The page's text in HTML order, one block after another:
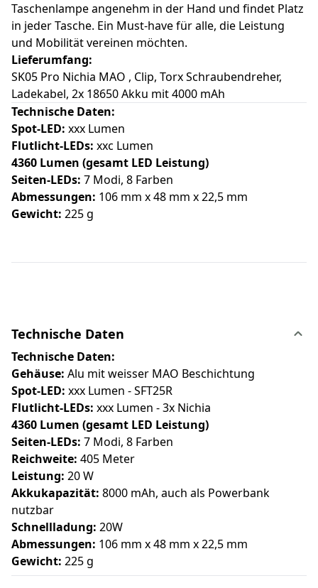
Taschenlampe angenehm in der Hand und findet Platz
in jeder Tasche. Ein Must-have für alle, die Leistung
und Mobilität vereinen möchten.
Lieferumfang:
SK05 Pro Nichia MAO , Clip, Torx Schraubendreher,
Ladekabel, 2x 18650 Akku mit 4000 mAh
Technische Daten:
Spot-LED: xxx Lumen
Flutlicht-LEDs: xxc Lumen
4360 Lumen (gesamt LED Leistung)
Seiten-LEDs: 7 Modi, 8 Farben
Abmessungen: 106 mm x 48 mm x 22,5 mm
Gewicht: 225 g
Technische Daten
Technische Daten:
Gehäuse: Alu mit weisser MAO Beschichtung
Spot-LED: xxx Lumen - SFT25R
Flutlicht-LEDs: xxx Lumen - 3x Nichia
4360 Lumen (gesamt LED Leistung)
Seiten-LEDs: 7 Modi, 8 Farben
Reichweite: 405 Meter
Leistung: 20 W
Akkukapazität: 8000 mAh, auch als Powerbank
nutzbar
Schnellladung: 20W
Abmessungen: 106 mm x 48 mm x 22,5 mm
Gewicht: 225 g